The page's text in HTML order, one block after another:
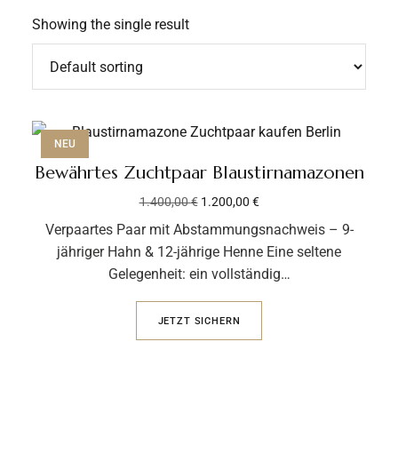
Showing the single result
NEU
Bewährtes Zuchtpaar Blaustirnamazonen
1.400,00€ 1.200,00 €
Verpaartes Paar mit Abstammungsnachweis – 9-
jähriger Hahn & 12-jährige Henne Eine seltene
Gelegenheit: ein vollständig…
JETZT SICHERN